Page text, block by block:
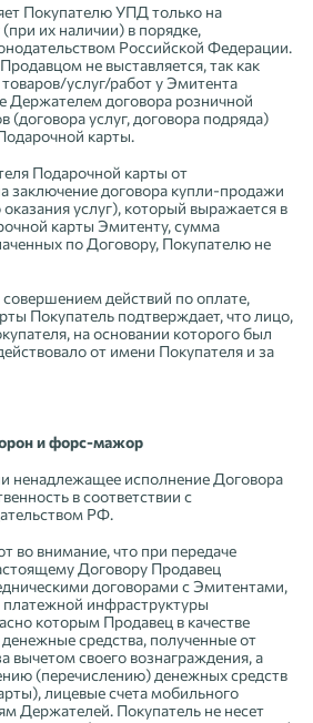
Покупателю УПД только на
их наличии) в порядке,
Российской Федерации.
не выставляется, так как
услуг/работ у Эмитента
Держателем договора розничной
(договора услуг, договора подряда)
карты.
Подарочной карты от
заключение договора купли-продажи
услуг), который выражается в
карты Эмитенту, сумма
по Договору, Покупателю не
действий по оплате,
Покупатель подтверждает, что лицо,
на основании которого был
от имени Покупателя и за
и форс-мажор
ненадлежащее исполнение Договора
в соответствии с
РФ.
во внимание, что при передаче
Договору Продавец
договорами с Эмитентами,
инфраструктуры
которым Продавец в качестве
средства, полученные от
вычетом своего вознаграждения, а
(перечислению) денежных средств
лицевые счета мобильного
Держателей. Покупатель не несет